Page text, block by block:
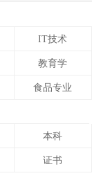
IT技术
教育学
食品专业
本科
证书